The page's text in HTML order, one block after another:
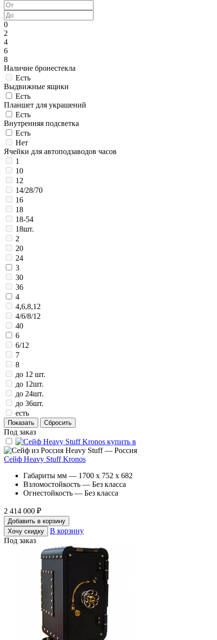
0
2
4
6
8
Наличие бронестекла
Есть
Выдвижные ящики
Есть
Планшет для украшений
Есть
Внутренняя подсветка
Есть
Нет
Ячейки для автоподзаводов часов
1
10
12
14/28/70
16
18
18-54
18шт.
2
20
24
3
30
36
4
4,6,8,12
4/6/8/12
40
6
6/12
7
8
до 12 шт.
до 12шт.
до 24шт.
до 36шт.
есть
Под заказ
Heavy Stuff — Россия
Сейф Heavy Stuff Kronos
Габариты мм — 1700 x 752 x 682
Взломостойкость — Без класса
Огнестойкость — Без класса
2 414 000 ₽
Добавить в корзину
Хочу скидку
В корзину
Под заказ